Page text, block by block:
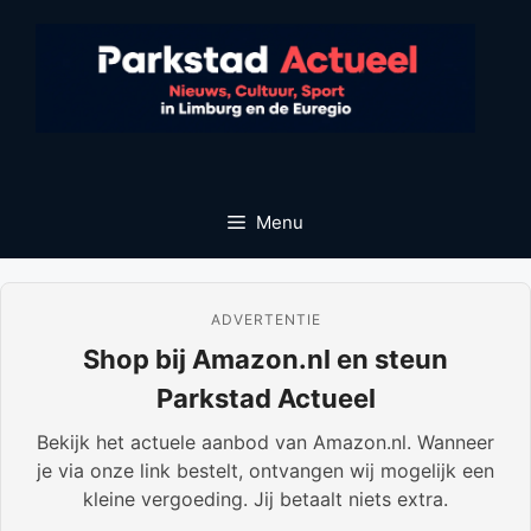
Menu
ADVERTENTIE
Shop bij Amazon.nl en steun
Parkstad Actueel
Bekijk het actuele aanbod van Amazon.nl. Wanneer
je via onze link bestelt, ontvangen wij mogelijk een
kleine vergoeding. Jij betaalt niets extra.